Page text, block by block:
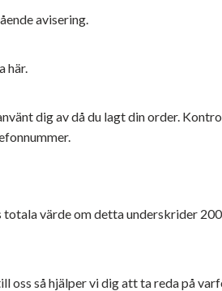
avisering.
här.
dig av då du lagt din order.
värde om detta underskrider
oss så hjälper vi dig att ta reda på